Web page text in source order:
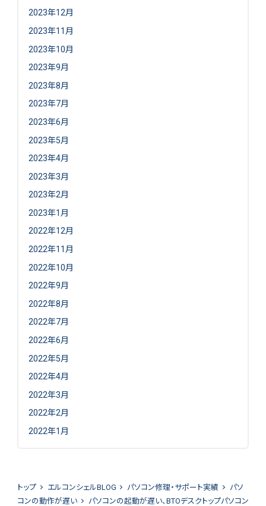
2023年12月
2023年11月
2023年10月
2023年9月
2023年8月
2023年7月
2023年6月
2023年5月
2023年4月
2023年3月
2023年2月
2023年1月
2022年12月
2022年11月
2022年10月
2022年9月
2022年8月
2022年7月
2022年6月
2022年5月
2022年4月
2022年3月
2022年2月
2022年1月
トップ エルコンシェルBLOG パソコン修理・サポート実績
パソ
コンの動作が遅い
パソコンの起動が遅い、BTOデスクトップパソコン